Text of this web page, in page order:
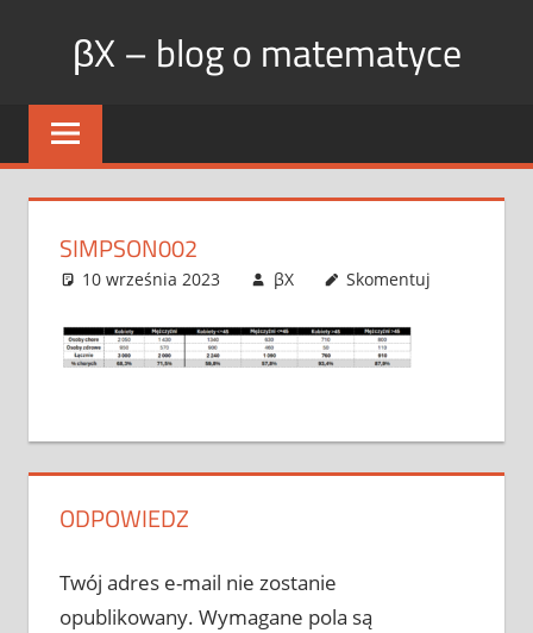
βX – blog o matematyce
SIMPSON002
10 września 2023 βX Skomentuj
ODPOWIEDZ
Twój adres e-mail nie zostanie
opublikowany. Wymagane pola są